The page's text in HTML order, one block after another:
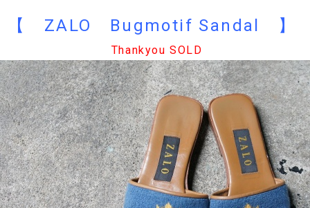
【 ZALO Bugmotif Sandal 】
Thankyou SOLD